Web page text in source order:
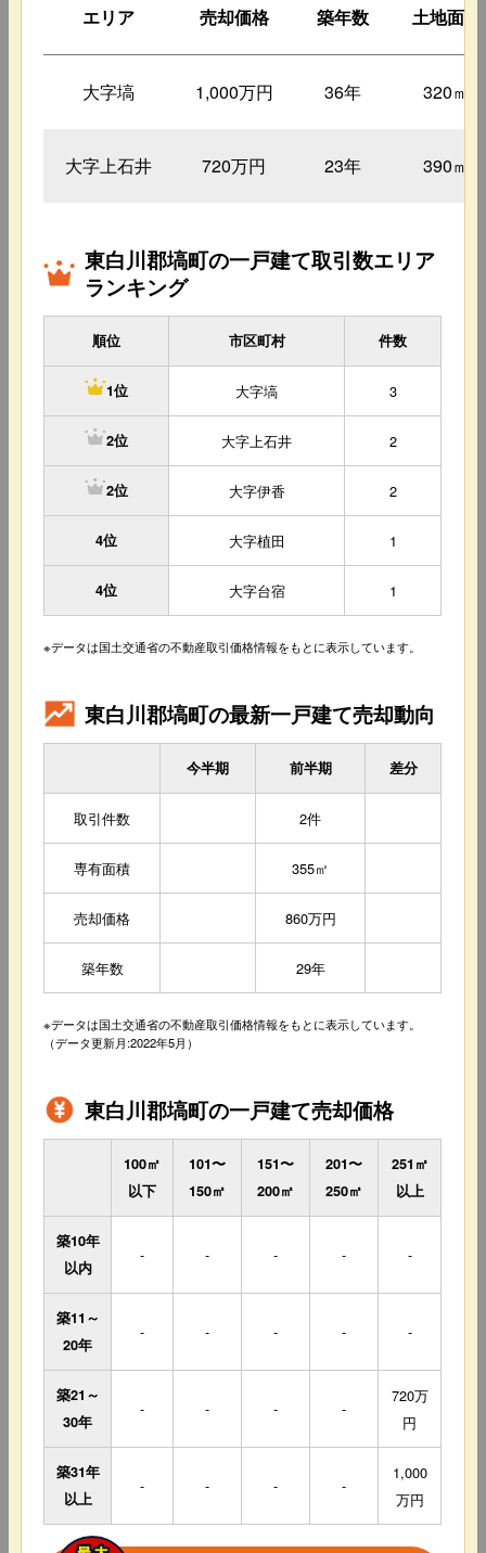
エリア 売却価格 築年数 土地面積
大字塙 1,000万円 36年 320㎡
大字上石井 720万円 23年 390㎡
東白川郡塙町の一戸建て取引数エリア
ランキング
順位 市区町村 件数
1位 大字塙 3
2位 大字上石井 2
2位 大字伊香 2
4位 大字植田 1
4位 大字台宿 1
※データは国土交通省の不動産取引価格情報をもとに表示しています。
東白川郡塙町の最新一戸建て売却動向
今半期 前半期 差分
取引件数 2件
専有面積 355㎡
売却価格 860万円
築年数 29年
※データは国土交通省の不動産取引価格情報をもとに表示しています。
（データ更新月:2022年5月）
東白川郡塙町の一戸建て売却価格
100㎡
以下
101〜
150㎡
151〜
200㎡
201〜
250㎡
251㎡
以上
築10年
以内
- - - - -
築11～
20年
- - - - -
築21～
30年
- - - -
720万
円
築31年
以上
- - - -
1,000
万円